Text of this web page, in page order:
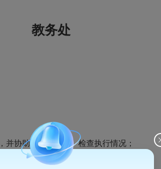
教务处
协助校领导监督、检查执行情况；